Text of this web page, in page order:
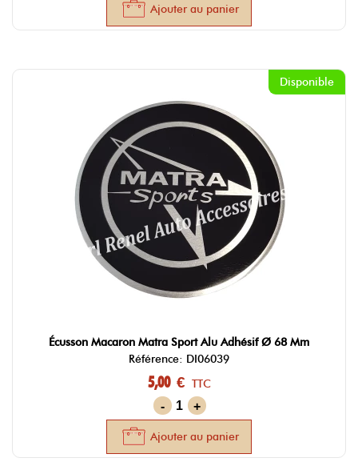
Ajouter au panier
Disponible
Écusson Macaron Matra Sport Alu Adhésif Ø 68 Mm
Référence: DI06039
5,00 € TTC
-
+
Ajouter au panier